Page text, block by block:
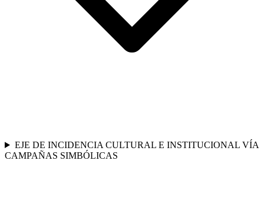
EJE DE INCIDENCIA CULTURAL E INSTITUCIONAL VÍA
CAMPAÑAS SIMBÓLICAS